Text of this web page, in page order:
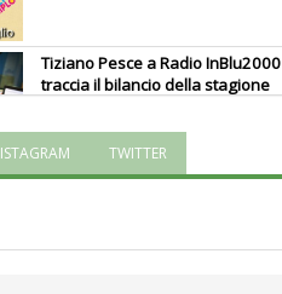
Tiziano Pesce a Radio InBlu2000
traccia il bilancio della stagione
ISTAGRAM TWITTER